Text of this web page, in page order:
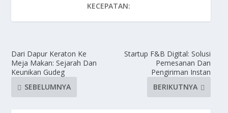
KECEPATAN:
Dari Dapur Keraton Ke
Meja Makan: Sejarah Dan
Keunikan Gudeg
SEBELUMNYA
Startup F&B Digital: Solusi
Pemesanan Dan
Pengiriman Instan
BERIKUTNYA